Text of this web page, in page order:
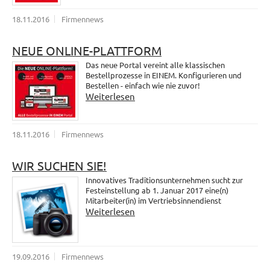
18.11.2016 Firmennews
NEUE ONLINE-PLATTFORM
Das neue Portal vereint alle klassischen
Bestellprozesse in EINEM. Konfigurieren und
Bestellen - einfach wie nie zuvor!
Weiterlesen
18.11.2016 Firmennews
WIR SUCHEN SIE!
Innovatives Traditionsunternehmen sucht zur
Festeinstellung ab 1. Januar 2017 eine(n)
Mitarbeiter(in) im Vertriebsinnendienst
Weiterlesen
19.09.2016 Firmennews